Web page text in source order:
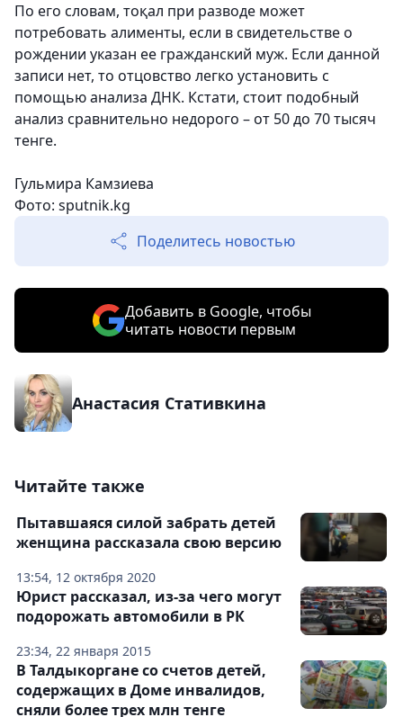
По его словам, тоқал при разводе может
потребовать алименты, если в свидетельстве о
рождении указан ее гражданский муж. Если данной
записи нет, то отцовство легко установить с
помощью анализа ДНК. Кстати, стоит подобный
анализ сравнительно недорого – от 50 до 70 тысяч
тенге.
Гульмира Камзиева
Фото: sputnik.kg
Поделитесь новостью
Добавить в Google, чтобы
читать новости первым
Анастасия Стативкина
Читайте также
13:54, 12 октября 2020
Пытавшаяся силой забрать детей
женщина рассказала свою версию
23:34, 22 января 2015
Юрист рассказал, из-за чего могут
подорожать автомобили в РК
В Талдыкоргане со счетов детей,
содержащих в Доме инвалидов,
сняли более трех млн тенге